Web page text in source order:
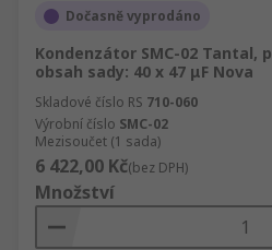
Dočasně vyprodáno
Kondenzátor SMC-02 Tantal,
obsah sady: 40 x 47 μF Nova
Skladové číslo RS 710-060
Výrobní číslo SMC-02
Mezisoučet (1 sada)
6 422,00 Kč(bez DPH)
Množství